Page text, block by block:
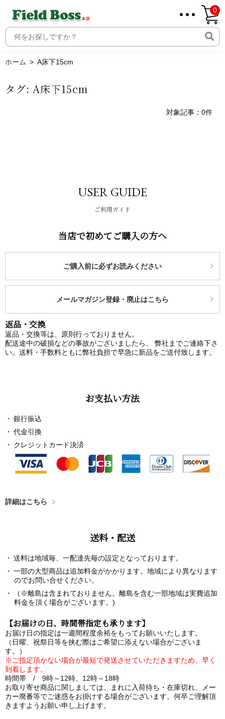
ホーム
新規会員登録
0
ホーム A床下15cm
タグ: A床下15cm
対象記事：0件
USER GUIDE
ご利用ガイド
当店で初めてご購入の方へ
ご購入前に必ずお読みください
メールマガジン登録・廃止はこちら
返品・交換
返品・交換等は、原則行っておりません。
配送途中の破損などの事故がございましたら、 弊社までご連絡下さ
い。送料・手数料ともに弊社負担で早急に新品をご送付致します。
お支払い方法
銀行振込
代金引換
クレジットカード決済
詳細はこちら
送料・配送
送料は地域毎、一配達先毎の設定となっております。
一部の大型商品は追加料金がかかります。地域により異なります
のでお問い合せください。
（※離島は含まれておりません。離島を含む一部地域は実費追加
料金を頂く場合がございます。)
【お届けの日、時間帯指定も承ります】
お届け日の指定は一週間程度余裕をもってお願いいたします。
（日曜、祝祭日等を挟む際はご希望に添えない場合がございま
す。）
※ご指定頂かない場合が最短で発送させていただきますため、早く
到着します。
時間帯 / 9時～12時、12時～18時
お取り寄せ商品に関しましては、まれに入荷待ち・在庫切れ、メー
カー廃番等でご迷惑をお掛けする場合がございます。何卒ご理解頂
きますようお願い申し上げます。